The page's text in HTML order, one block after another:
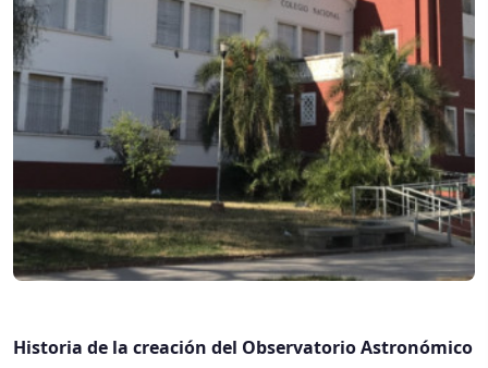
Historia de la creación del Observatorio Astronómico